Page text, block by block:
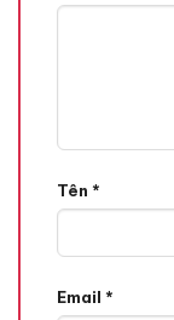
Hương Đầu
Tên *
Email *